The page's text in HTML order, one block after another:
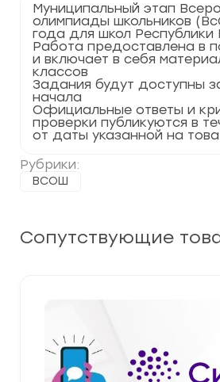
Муниципальный этап
олимпиады школьников
года для школ Республики
Работа предоставлена в
и включает в себя
классов
Задания будут доступны
начала
Официальные ответы и
проверки публикуются в
от даты указанной на
Рубрики:
ВСОШ
2023-
2024
г.
Республика
Крым
82
регион
Сопутствующие